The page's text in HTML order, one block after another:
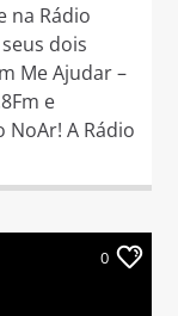
na Rádio
dois
Me Ajudar –
e
A Rádio
0